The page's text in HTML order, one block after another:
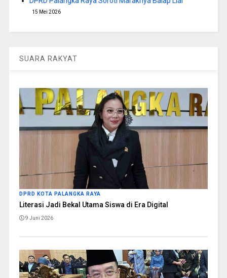
15 Mei 2026
SUARA RAKYAT
DPRD KOTA PALANGKA RAYA
Literasi Jadi Bekal Utama Siswa di Era Digital
9 Juni 2026